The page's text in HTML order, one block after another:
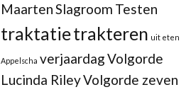
MaartenSlagroom Testen
traktatietrakteren uit eten
Appelscha verjaardagVolgorde
Lucinda RileyVolgorde zeven